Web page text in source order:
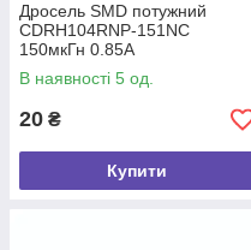
Дросель SMD потужний
CDRH104RNP-151NC
150мкГн 0.85А
В наявності 5 од.
20 ₴
Купити